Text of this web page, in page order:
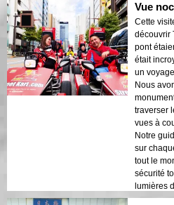
sécurité
était
ciels
Cette
de Tokyo
Vue
Cette
découvrir
pont
était
un
Nous
traverser
vues à
Notre
sur
tout le
sécurité
lumières
créaient